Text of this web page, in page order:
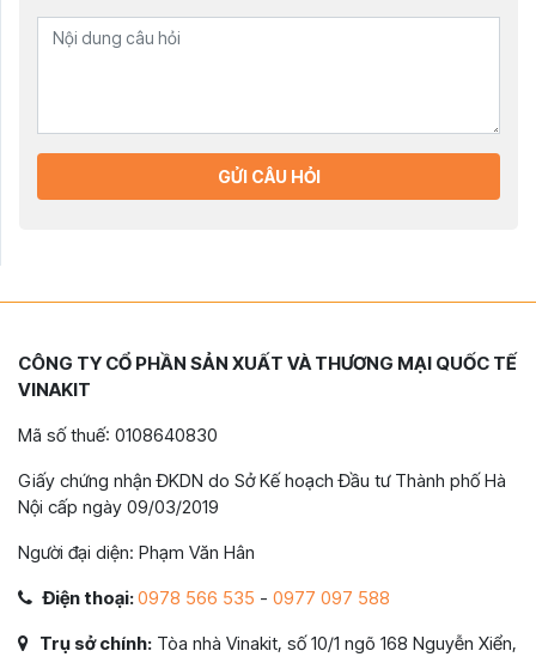
GỬI CÂU HỎI
CÔNG TY CỔ PHẦN SẢN XUẤT VÀ THƯƠNG MẠI QUỐC TẾ
VINAKIT
Mã số thuế: 0108640830
Giấy chứng nhận ĐKDN do Sở Kế hoạch Đầu tư Thành phố Hà
Nội cấp ngày 09/03/2019
Người đại diện: Phạm Văn Hân
Điện thoại:0978 566 535 - 0977 097 588
Trụ sở chính: Tòa nhà Vinakit, số 10/1 ngõ 168 Nguyễn Xiển,